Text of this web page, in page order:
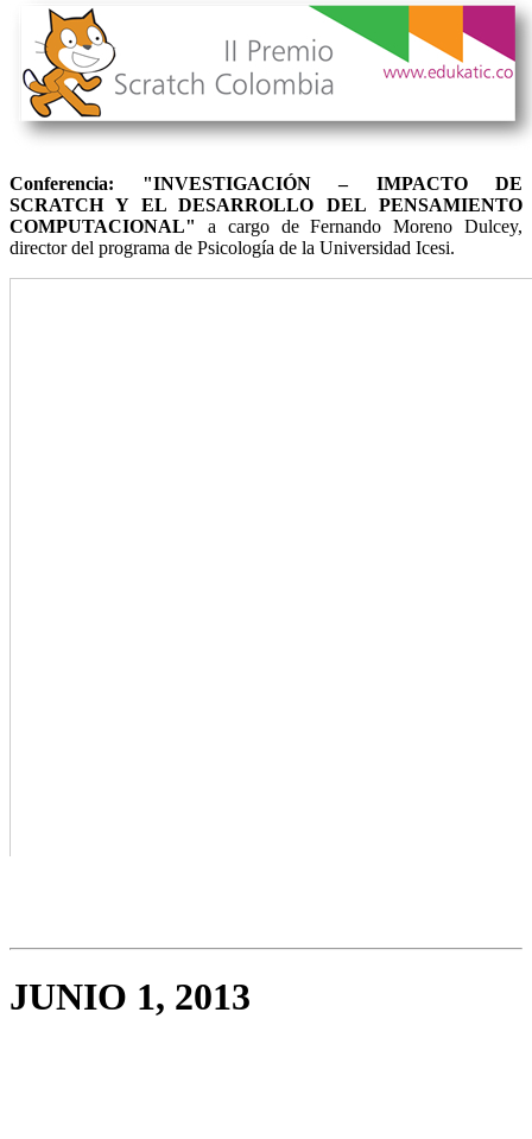
Conferencia: "INVESTIGACIÓN – IMPACTO DE
SCRATCH Y EL DESARROLLO DEL PENSAMIENTO
COMPUTACIONAL" a cargo de Fernando Moreno Dulcey,
director del programa de Psicología de la Universidad Icesi.
JUNIO 1, 2013